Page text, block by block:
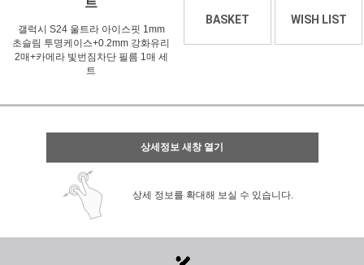
트
갤럭시 S24 울트라 아이스핏 1mm
초슬림 투명케이스+0.2mm 강화유리
2매+카메라 빛번짐차단 필름 1매 세
트
BASKET WISH LIST
상세정보 새창 열기
상세 정보를 확대해 보실 수 있습니다.